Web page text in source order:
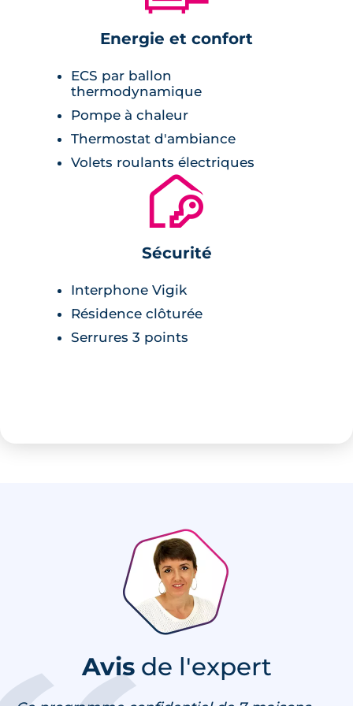
Energie et confort
ECS par ballon
thermodynamique
Pompe à chaleur
Thermostat d'ambiance
Volets roulants électriques
🔐
Sécurité
Interphone Vigik
Résidence clôturée
Serrures 3 points
Avisde l'expert